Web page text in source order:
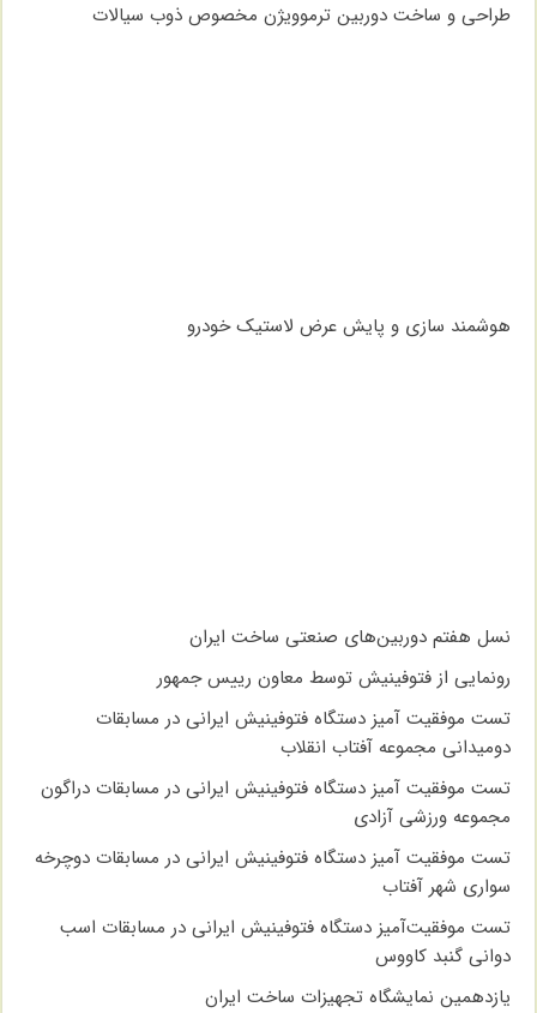
طراحی و ساخت دوربین ترموویژن مخصوص ذوب سیالات
هوشمند سازی و پایش عرض لاستیک خودرو
نسل هفتم دوربین‌های صنعتی ساخت ایران
رونمایی از فتوفینیش توسط معاون رییس جمهور
تست موفقیت آمیز دستگاه فتوفینیش ایرانی در مسابقات
دومیدانی مجموعه آفتاب انقلاب
تست موفقیت آمیز دستگاه فتوفینیش ایرانی در مسابقات دراگون
مجموعه ورزشی آزادی
تست موفقیت آمیز دستگاه فتوفینیش ایرانی در مسابقات دوچرخه
سواری شهر آفتاب
تست موفقیت‌آمیز دستگاه فتوفینیش ایرانی در مسابقات اسب
دوانی گنبد کاووس
یازدهمین نمایشگاه تجهیزات ساخت ایران